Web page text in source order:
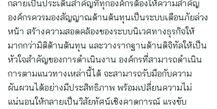
กลายเป็นประเด็นสำคัญที่ทุกองค์กรต้องให้ความสำคัญ
องค์กรควรมองสัญญาณด้านต้นทุนเป็นระบบเตือนภัยล่วง
หน้า สร้างความสอดคล้องของระบบนิเวศทางธุรกิจให้
มากกว่ามิติด้านต้นทุน และวางรากฐานด้านดิจิทัลให้เป็น
หัวใจสำคัญของการดำเนินงาน องค์กรที่สามารถดำเนิน
การตามแนวทางเหล่านี้ได้ จะสามารถรับมือกับความ
ผันผวนได้อย่างมีประสิทธิภาพ พร้อมเปลี่ยนความไม่
แน่นอนให้กลายเป็นวิสัยทัศน์เชิงคาดการณ์ แรงขับ